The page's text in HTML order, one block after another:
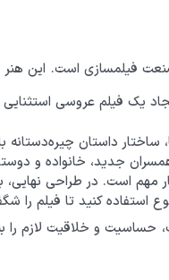
است. این هنر
یک فیلم عروسی
ساختار داستان
جدید، خانواده و
است. در طراحی نهایی،
استفاده کنید تا فیلم را
حساسیت و خلاقیت لازم